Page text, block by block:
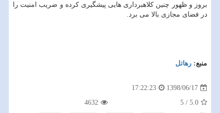
بروز و ظهور چنین كلاهبرداری هایی پیشگیری كرده و ضریب امنیت را
در فضای مجازی بالا می برد.
منبع: رهاتل
1398/06/17
17:22:23
5.0
/
5
4632